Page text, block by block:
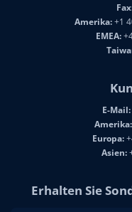
Amerika:+1
EMEA:
E-Mail:
Amerika:
Europa:
Asien:
Erhalten Sie